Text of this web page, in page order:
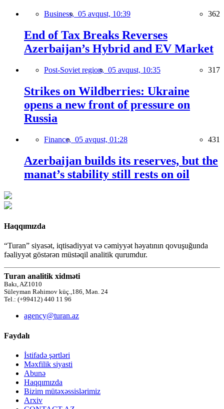
Business, 05 avqust, 10:39 362
End of Tax Breaks Reverses
Azerbaijan’s Hybrid and EV Market
Post-Soviet region, 05 avqust, 10:35 317
Strikes on Wildberries: Ukraine
opens a new front of pressure on
Russia
Finance, 05 avqust, 01:28 431
Azerbaijan builds its reserves, but the
manat’s stability still rests on oil
Haqqımızda
“Turan” siyasət, iqtisadiyyat və cəmiyyət həyatının qovuşuğunda
fəaliyyət göstərən müstəqil analitik qurumdur.
Turan analitik xidməti
Bakı, AZ1010
Süleyman Rəhimov küç.,186, Mən. 24
Tel.: (+99412) 440 11 96
agency@turan.az
Faydalı
İstifadə şərtləri
Məxfilik siyasti
Abunə
Haqqımızda
Bizim mütəxəssislərimiz
Arxiv